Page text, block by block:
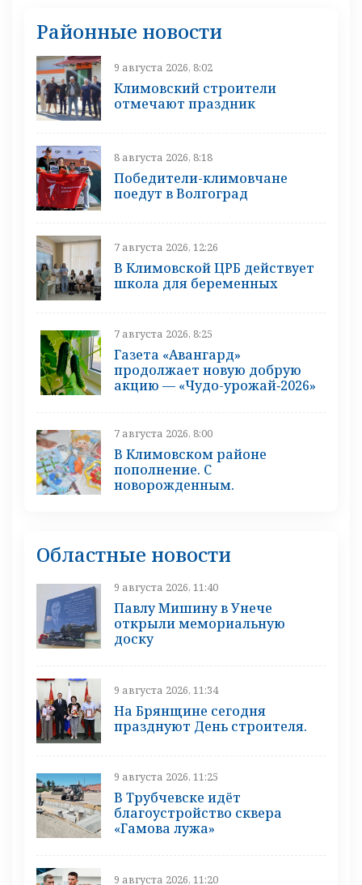
Районные новости
9 августа 2026, 8:02
Климовский строители
отмечают праздник
8 августа 2026, 8:18
Победители-климовчане
поедут в Волгоград
7 августа 2026, 12:26
В Климовской ЦРБ действует
школа для беременных
7 августа 2026, 8:25
Газета «Авангард»
продолжает новую добрую
акцию — «Чудо-урожай‑2026»
7 августа 2026, 8:00
В Климовском районе
пополнение. С
новорожденным.
Областные новости
9 августа 2026, 11:40
Павлу Мишину в Унече
открыли мемориальную
доску
9 августа 2026, 11:34
На Брянщине сегодня
празднуют День строителя.
9 августа 2026, 11:25
В Трубчевске идёт
благоустройство сквера
«Гамова лужа»
9 августа 2026, 11:20